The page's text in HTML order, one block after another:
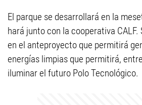
El parque se desarrollará en la
hará junto con la cooperativa
en el anteproyecto que permitirá
energías limpias que permitirá,
iluminar el futuro Polo Tecnológico.